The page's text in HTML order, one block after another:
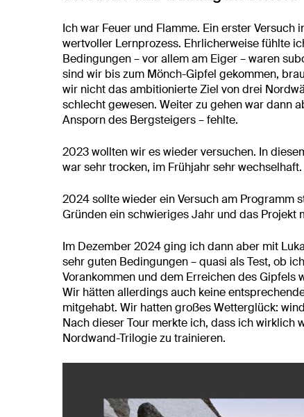
Ich war Feuer und Flamme. Ein erster
wertvoller Lernprozess. Ehrlicherweise fühlte
Bedingungen – vor allem am Eiger – waren
sind wir bis zum Mönch-Gipfel gekommen,
wir nicht das ambitionierte Ziel von drei
schlecht gewesen. Weiter zu gehen war dann
Ansporn des Bergsteigers – fehlte.
2023 wollten wir es wieder versuchen. In
war sehr trocken, im Frühjahr sehr wechselhaft.
2024 sollte wieder ein Versuch am Programm
Gründen ein schwieriges Jahr und das Projekt
Im Dezember 2024 ging ich dann aber mit
sehr guten Bedingungen – quasi als Test, ob
Vorankommen und dem Erreichen des Gipfels
Wir hätten allerdings auch keine
mitgehabt. Wir hatten großes Wetterglück:
Nach dieser Tour merkte ich, dass ich wirklich
Nordwand-Trilogie zu trainieren.